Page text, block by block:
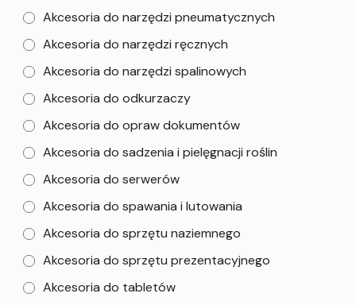
Akcesoria do narzędzi pneumatycznych
Akcesoria do narzędzi ręcznych
Akcesoria do narzędzi spalinowych
Akcesoria do odkurzaczy
Akcesoria do opraw dokumentów
Akcesoria do sadzenia i pielęgnacji roślin
Akcesoria do serwerów
Akcesoria do spawania i lutowania
Akcesoria do sprzętu naziemnego
Akcesoria do sprzętu prezentacyjnego
Akcesoria do tabletów